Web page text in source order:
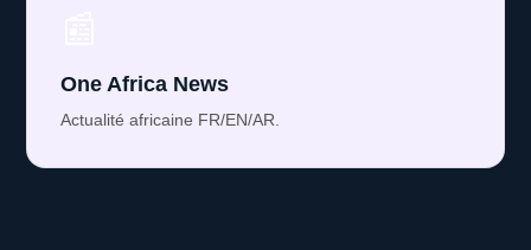
One Africa News
Actualité africaine FR/EN/AR.